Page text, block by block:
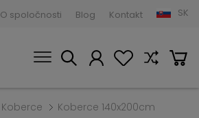
O spoločnosti Blog Kontakt SK
Koberce Koberce 140x200cm